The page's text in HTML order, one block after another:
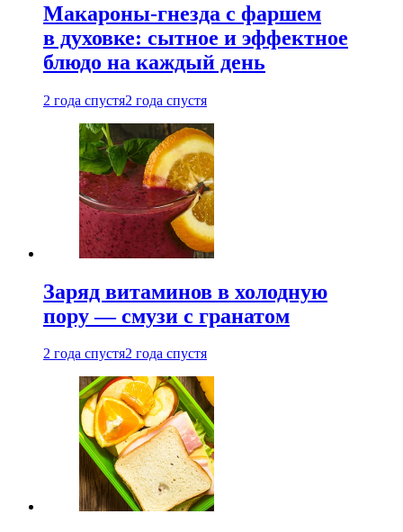
Макароны-гнезда с фаршем
в духовке: сытное и эффектное
блюдо на каждый день
2 года спустя2 года спустя
Заряд витаминов в холодную
пору — смузи с гранатом
2 года спустя2 года спустя